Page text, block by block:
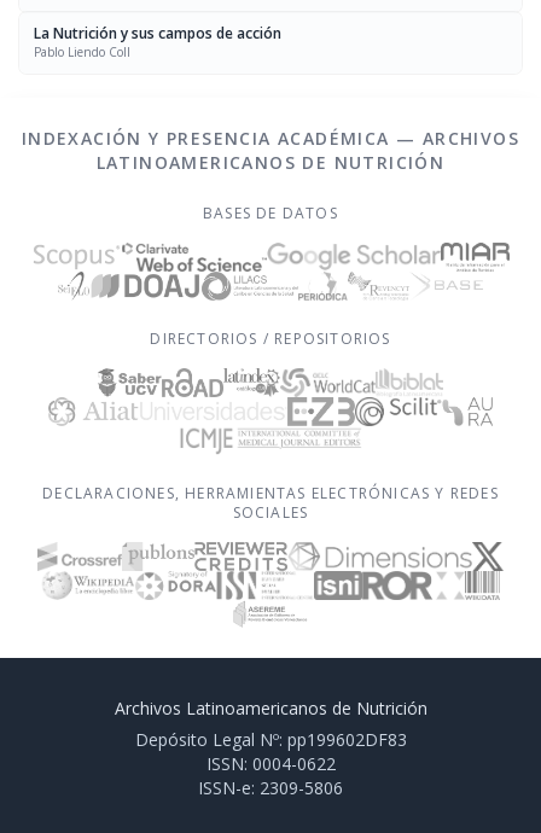
La Nutrición y sus campos de acción
Pablo Liendo Coll
INDEXACIÓN Y PRESENCIA ACADÉMICA — ARCHIVOS
LATINOAMERICANOS DE NUTRICIÓN
BASES DE DATOS
DIRECTORIOS / REPOSITORIOS
DECLARACIONES, HERRAMIENTAS ELECTRÓNICAS Y REDES
SOCIALES
Archivos Latinoamericanos de Nutrición
Depósito Legal Nº: pp199602DF83
ISSN: 0004-0622
ISSN-e: 2309-5806